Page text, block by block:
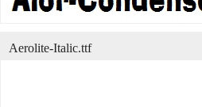
Aerolite-Italic.ttf